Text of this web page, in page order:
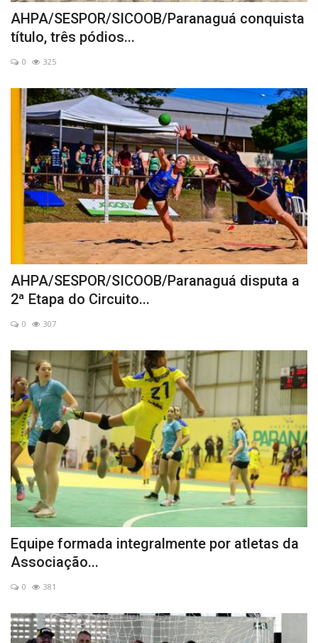
AHPA/SESPOR/SICOOB/Paranaguá conquista
título, três pódios...
0 325
AHPA/SESPOR/SICOOB/Paranaguá disputa a
2ª Etapa do Circuito...
0 307
Equipe formada integralmente por atletas da
Associação...
0 381